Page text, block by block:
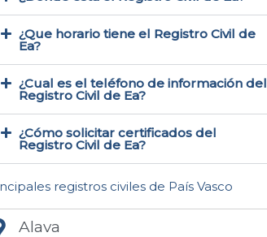
¿Que horario tiene el Registro Civil de
Ea?
¿Cual es el teléfono de información del
Registro Civil de Ea​?
¿Cómo solicitar certificados del
Registro Civil de Ea​?
registros civiles de País Vasco
Alava